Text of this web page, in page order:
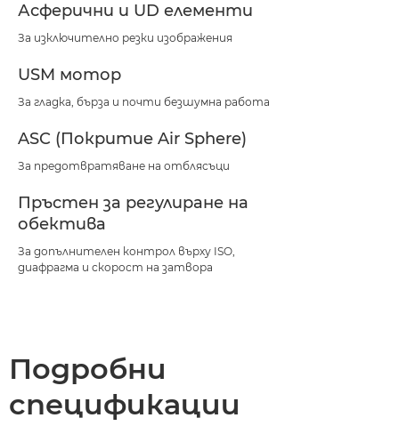
Асферични и UD елементи
За изключително резки изображения
USM мотор
За гладка, бърза и почти безшумна работа
ASC (Покритие Air Sphere)
За предотвратяване на отблясъци
Пръстен за регулиране на
обектива
За допълнителен контрол върху ISO,
диафрагма и скорост на затвора
Подробни
спецификации